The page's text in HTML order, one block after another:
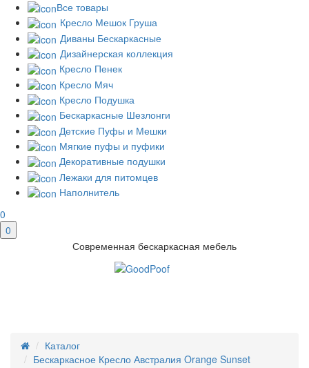
Все товары
Кресло Мешок Груша
Диваны Бескаркасные
Дизайнерская коллекция
Кресло Пенек
Кресло Мяч
Кресло Подушка
Бескаркасные Шезлонги
Детские Пуфы и Мешки
Мягкие пуфы и пуфики
Декоративные подушки
Лежаки для питомцев
Наполнитель
0
0
Современная бескаркасная мебель
Каталог
Бескаркасное Кресло Австралия Orange Sunset